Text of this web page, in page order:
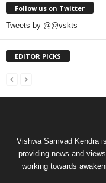
Follow us on Twitter
Tweets by @@vskts
EDITOR PICKS
Vishwa Samvad Kendra
providing news and
working towards